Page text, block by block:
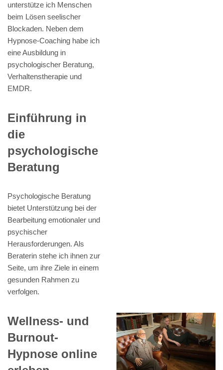
unterstütze ich Menschen
beim Lösen seelischer
Blockaden. Neben dem
Hypnose-Coaching habe ich
eine Ausbildung in
psychologischer Beratung,
Verhaltenstherapie und
EMDR.
Einführung in
die
psychologische
Beratung
Psychologische Beratung
bietet Unterstützung bei der
Bearbeitung emotionaler und
psychischer
Herausforderungen. Als
Beraterin stehe ich ihnen zur
Seite, um ihre Ziele in einem
gesunden Rahmen zu
verfolgen.
Wellness- und
Burnout-
Hypnose online